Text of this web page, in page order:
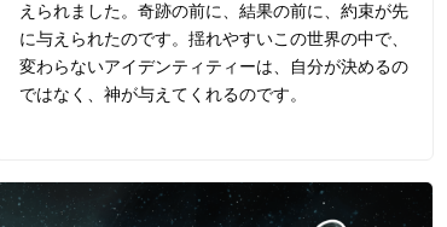
えられました。奇跡の前に、結果の前に、約束が先
に与えられたのです。揺れやすいこの世界の中で、
変わらないアイデンティティーは、自分が決めるの
ではなく、神が与えてくれるのです。